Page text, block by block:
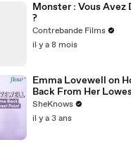
Monster : Vous
?
Contrebande Films
il y a 8 mois
Emma Lovewell on
Back From Her
SheKnows
il y a 3 ans